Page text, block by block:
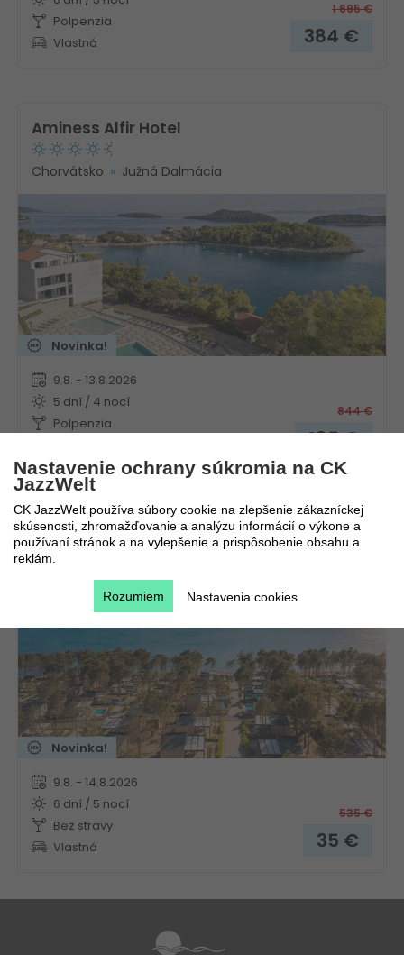
Polpenzia
Vlastná
1 695€
384 €
Aminess Alfir Hotel
Chorvátsko Južná Dalmácia
Novinka!
9.8. - 13.8.2026
5 dní / 4 nocí
Polpenzia
844€
185€
Aminess Camping Villas & Holiday Homes Avalona
Novinka!
9.8. - 14.8.2026
6 dní / 5 nocí
Bez stravy
Vlastná
535€
35 €
Nastavenie ochrany súkromia na CK
JazzWelt
CK JazzWelt používa súbory cookie na zlepšenie zákazníckej
skúsenosti, zhromažďovanie a analýzu informácií o výkone a
používaní stránok a na vylepšenie a prispôsobenie obsahu a
reklám.
Nastavenia cookies
Rozumiem